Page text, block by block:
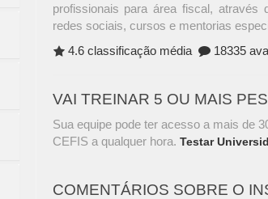
profissionais para área fiscal, através
redes sociais, cursos e mentorias
4.6 classificação média
18335
VAI TREINAR 5 OU MAIS
Sua equipe pode ter acesso a mais de
CEFIS a qualquer hora.Testar
COMENTÁRIOS SOBRE O